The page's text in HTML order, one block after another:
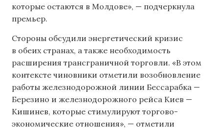
которые остаются в Молдове», — подчеркнула
премьер.
Стороны обсудили энергетический кризис
в обеих странах, а также необходимость
расширения трансграничной торговли. «В этом
контексте чиновники отметили возобновление
работы железнодорожной линии Бессарабка —
Березино и железнодорожного рейса Киев —
Кишинев, которые стимулируют торгово-
экономические отношения», — отметили